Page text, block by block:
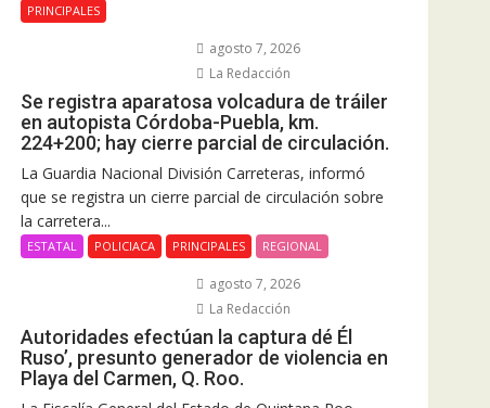
PRINCIPALES
agosto 7, 2026
La Redacción
Se registra aparatosa volcadura de tráiler
en autopista Córdoba-Puebla, km.
224+200; hay cierre parcial de circulación.
La Guardia Nacional División Carreteras, informó
que se registra un cierre parcial de circulación sobre
la carretera...
ESTATAL POLICIACA PRINCIPALES REGIONAL
agosto 7, 2026
La Redacción
Autoridades efectúan la captura dé Él
Ruso’, presunto generador de violencia en
Playa del Carmen, Q. Roo.